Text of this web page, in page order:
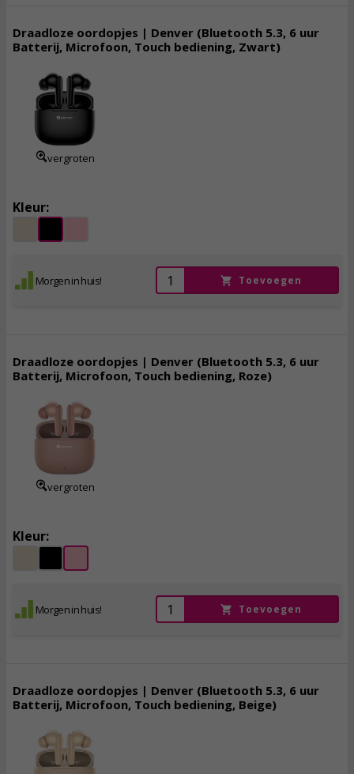
Draadloze oordopjes | Denver (Bluetooth 5.3, 6 uur
Batterij, Microfoon, Touch bediening, Zwart)
vergroten
Kleur:
Morgen in huis! Toevoegen
Draadloze oordopjes | Denver (Bluetooth 5.3, 6 uur
Batterij, Microfoon, Touch bediening, Roze)
vergroten
Kleur:
Morgen in huis! Toevoegen
Draadloze oordopjes | Denver (Bluetooth 5.3, 6 uur
Batterij, Microfoon, Touch bediening, Beige)